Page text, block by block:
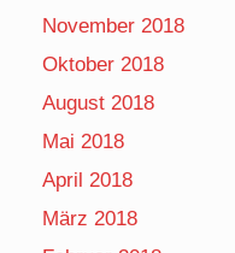
November 2018
Oktober 2018
August 2018
Mai 2018
April 2018
März 2018